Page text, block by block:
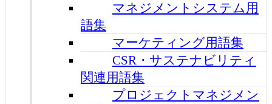
マネジメントシステム用
語集
マーケティング用語集
CSR・サステナビリティ
関連用語集
プロジェクトマネジメン